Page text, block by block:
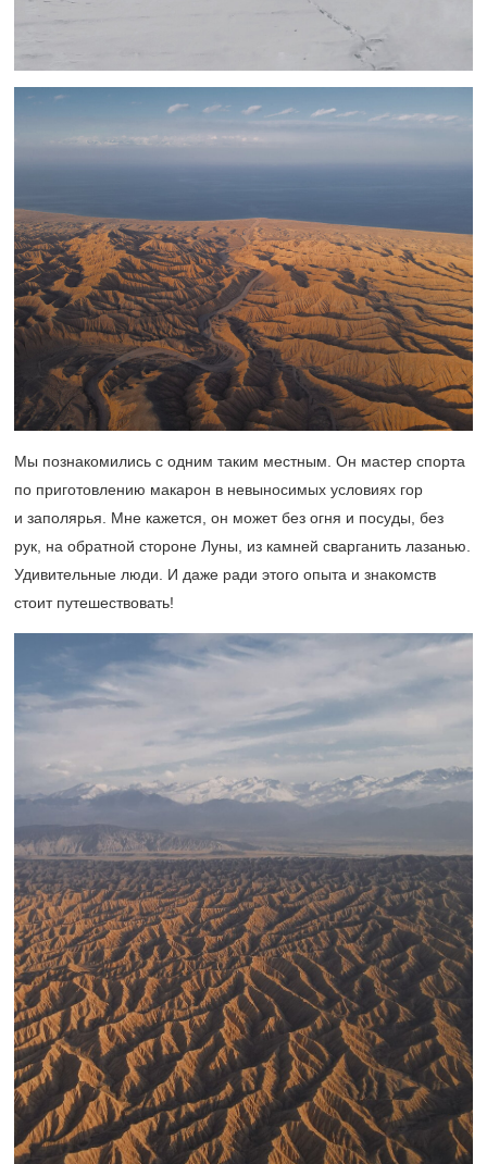
Мы познакомились с одним таким местным. Он мастер спорта
по приготовлению макарон в невыносимых условиях гор
и заполярья. Мне кажется, он может без огня и посуды, без
рук, на обратной стороне Луны, из камней сварганить лазанью.
Удивительные люди. И даже ради этого опыта и знакомств
стоит путешествовать!